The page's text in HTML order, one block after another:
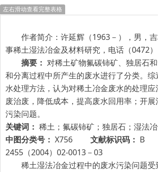
左右滑动查看完整表格
作者简介：许延辉（1963－），男，吉
事稀土湿法冶金及材料研究，电话（0472）
摘要： 对稀土矿物氟碳铈矿、独居石
和分离过程中所产生的废水进行了分类。
水处理方法，认为对稀土冶金废水的处理
废治废，降低成本，提高废水回用率；开
污染问题。
关键词： 稀土；氟碳铈矿；独居石；湿法冶
中图分类号： X756 文献标识码： B
2455（2004）02-0013－03
稀土湿法冶金过程中的废水污染问题受